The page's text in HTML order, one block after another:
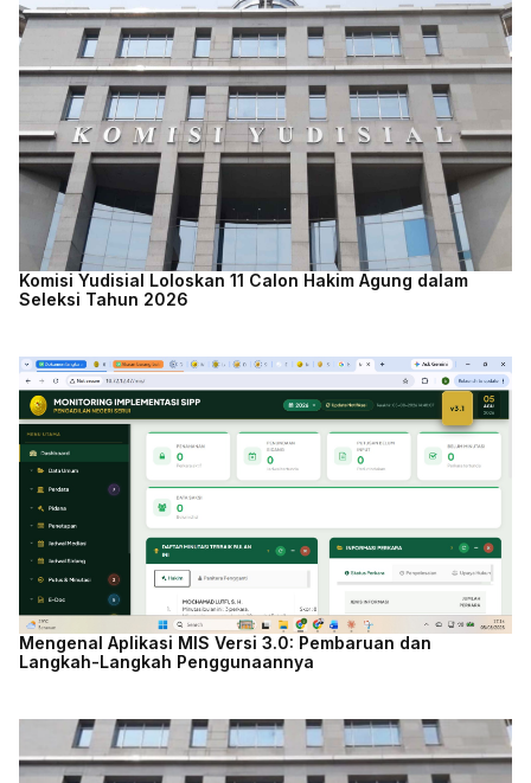
Komisi Yudisial Loloskan 11 Calon Hakim Agung dalam
Seleksi Tahun 2026
Mengenal Aplikasi MIS Versi 3.0: Pembaruan dan
Langkah-Langkah Penggunaannya